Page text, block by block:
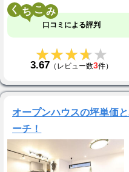
く こ
口コミによる評判
★★★★★
★★★★★
3.67 （レビュー数3件）
オープンハウスの坪単価
ーチ！